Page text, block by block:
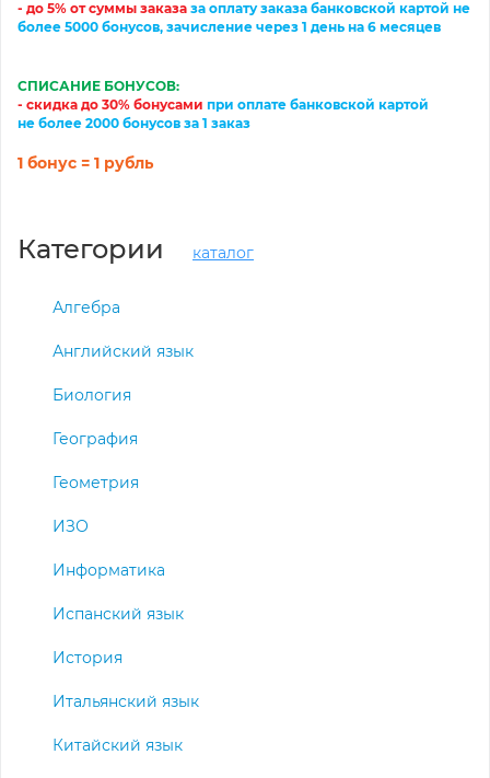
- до 5% от суммы заказа за оплатузаказа банковской картой не
более 5000 бонусов, зачисление через 1 день на 6 месяцев
СПИСАНИЕ БОНУСОВ:
- скидка до 30% бонусами при оплате банковской картой
не более 2000 бонусов за 1 заказ
1 бонус = 1 рубль
Категории каталог
Алгебра
Английский язык
Биология
География
Геометрия
ИЗО
Информатика
Испанский язык
История
Итальянский язык
Китайский язык